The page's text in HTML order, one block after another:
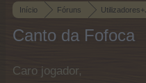
Início Fóruns
Canto da Fofoca
Caro jogador,